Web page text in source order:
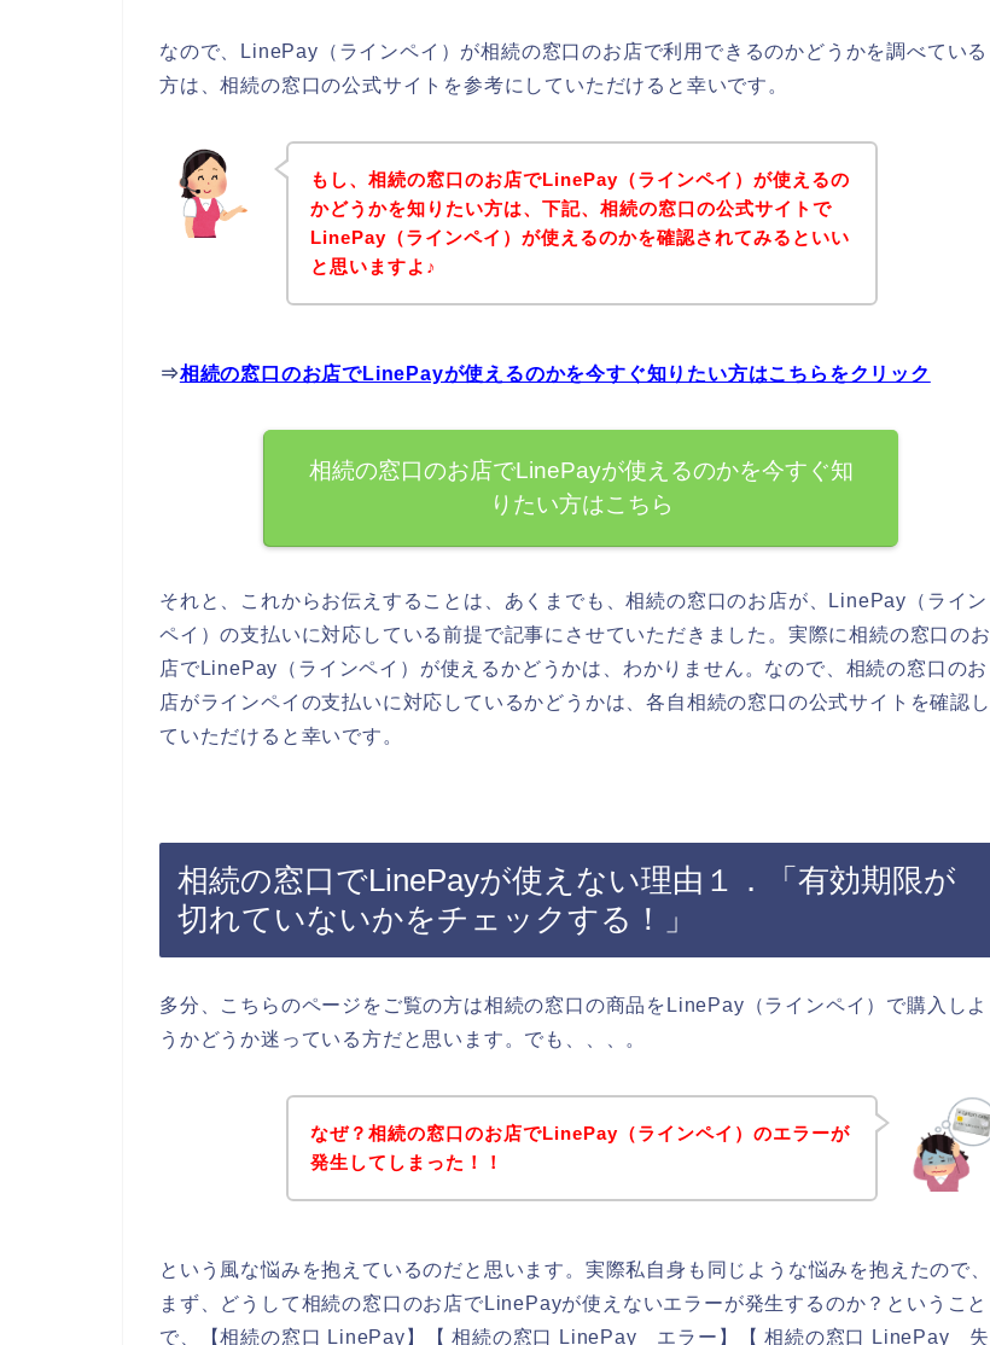
なので、LinePay（ラインペイ）が相続の窓口のお店で利用できるのかどうかを調べている
方は、相続の窓口の公式サイトを参考にしていただけると幸いです。
もし、相続の窓口のお店でLinePay（ラインペイ）が使えるの
かどうかを知りたい方は、下記、相続の窓口の公式サイトで
LinePay（ラインペイ）が使えるのかを確認されてみるといい
と思いますよ♪
⇒相続の窓口のお店でLinePayが使えるのかを今すぐ知りたい方はこちらをクリック
相続の窓口のお店でLinePayが使えるのかを今すぐ知
りたい方はこちら
それと、これからお伝えすることは、あくまでも、相続の窓口のお店が、LinePay（ライン
ペイ）の支払いに対応している前提で記事にさせていただきました。実際に相続の窓口のお
店でLinePay（ラインペイ）が使えるかどうかは、わかりません。なので、相続の窓口のお
店がラインペイの支払いに対応しているかどうかは、各自相続の窓口の公式サイトを確認し
ていただけると幸いです。
相続の窓口でLinePayが使えない理由１．「有効期限が
切れていないかをチェックする！」
多分、こちらのページをご覧の方は相続の窓口の商品をLinePay（ラインペイ）で購入しよ
うかどうか迷っている方だと思います。でも、、、。
なぜ？相続の窓口のお店でLinePay（ラインペイ）のエラーが
発生してしまった！！
という風な悩みを抱えているのだと思います。実際私自身も同じような悩みを抱えたので、
まず、どうして相続の窓口のお店でLinePayが使えないエラーが発生するのか？ということ
で、【相続の窓口 LinePay】【 相続の窓口 LinePay エラー】【 相続の窓口 LinePay 失